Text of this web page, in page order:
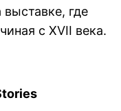
где
с XVII века.